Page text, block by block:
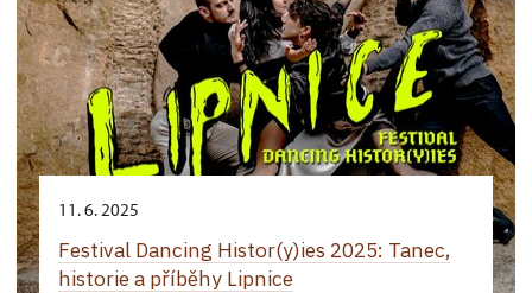
11. 6. 2025
Festival Dancing Histor(y)ies 2025: Tanec,
historie a příběhy Lipnice